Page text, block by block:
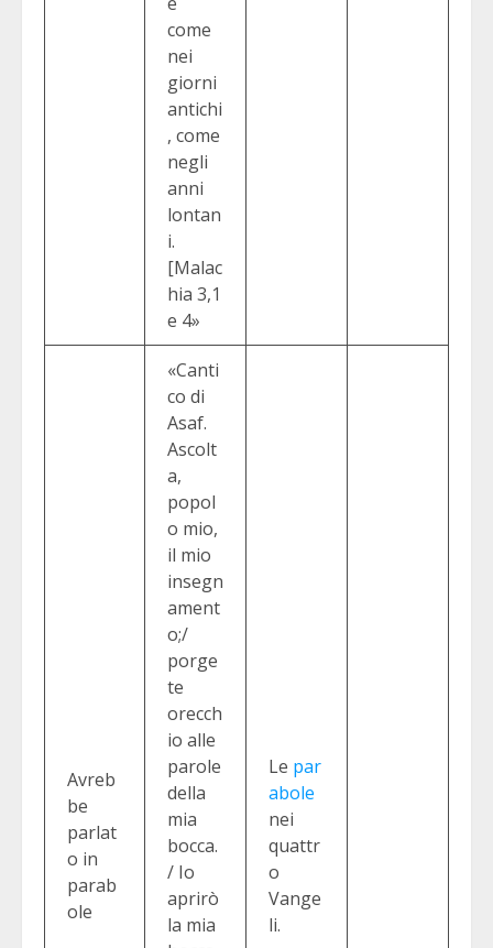
come
nei
giorni
antichi
, come
negli
anni
lontan
i.
[Malac
hia 3,1
e 4»
Avreb
be
parlat
o in
parab
ole
«Canti
co di
Asaf.
Ascolt
a,
popol
o mio,
il mio
insegn
ament
o;/
porge
te
orecch
io alle
parole
della
mia
bocca.
/ Io
aprirò
la mia
Le par
abole
nei
quattr
o
Vange
li.